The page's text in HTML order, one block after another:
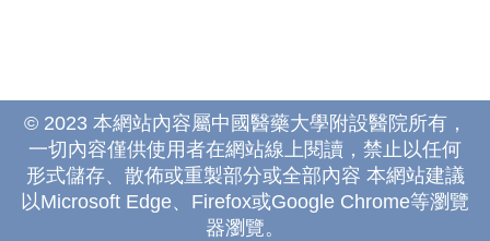
© 2023 本網站內容屬中國醫藥大學附設醫院所有，
一切內容僅供使用者在網站線上閱讀，禁止以任何
形式儲存、散佈或重製部分或全部內容 本網站建議
以Microsoft Edge、Firefox或Google Chrome等瀏覽
器瀏覽。